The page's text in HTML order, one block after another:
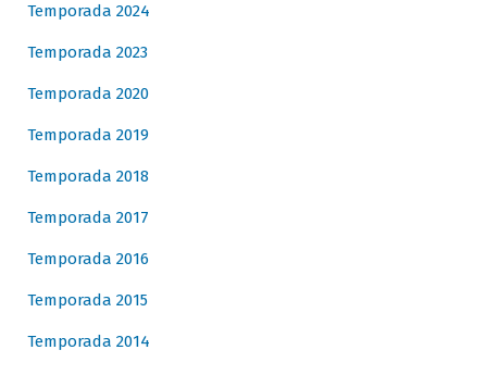
Temporada 2024
Temporada 2023
Temporada 2020
Temporada 2019
Temporada 2018
Temporada 2017
Temporada 2016
Temporada 2015
Temporada 2014